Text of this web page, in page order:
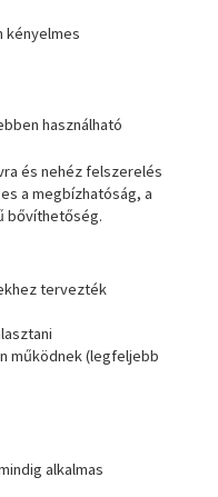
kényelmes
használható
és nehéz felszerelés
a megbízhatóság, a
bővíthetőség.
tervezték
működnek (legfeljebb
alkalmas